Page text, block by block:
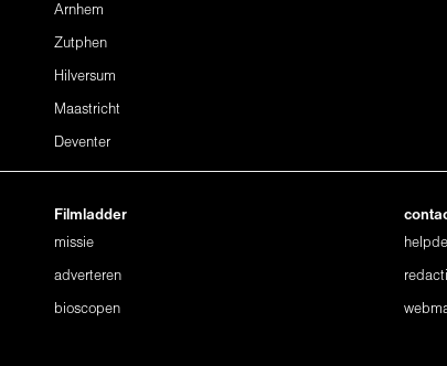
Arnhem
Zutphen
Hilversum
Maastricht
Deventer
Filmladder
missie
adverteren
bioscopen